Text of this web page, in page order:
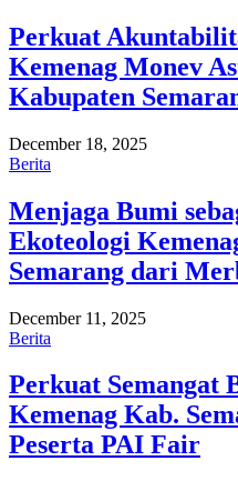
Perkuat
Kemenag Monev
Kabupaten
December 18, 2025
Berita
Menjaga Bumi
Ekoteologi
Semarang dari
December 11, 2025
Berita
Perkuat Semangat
Kemenag Kab.
Peserta PAI Fair